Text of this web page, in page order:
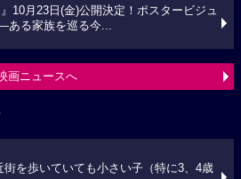
』10月23日(金)公開決定！ポスタービジュ
ある家族を巡る今...
画ニュースへ
街を歩いていても小さい子（特に3、4歳